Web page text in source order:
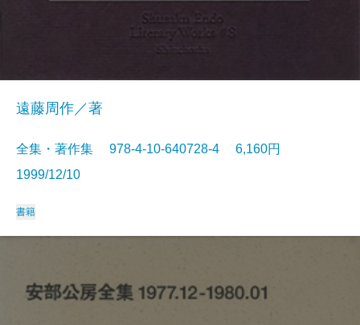
遠藤周作／著
全集・著作集 978-4-10-640728-4 6,160円
1999/12/10
書籍